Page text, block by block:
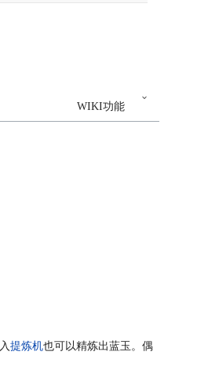
WIKI功能
提炼机也可以精炼出蓝玉。偶